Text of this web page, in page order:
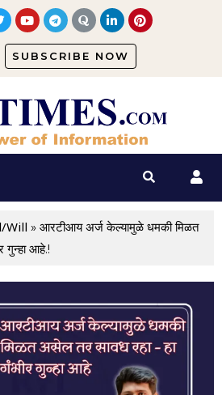
SUBSCRIBE NOW
Will » आरटीआय अर्ज केल्यामुळे धमकी मिळत
गुन्हा आहे.!